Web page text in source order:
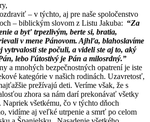
– v týchto, aj pre naše spoločenstvo
– biblickým slovom z Listu Jakuba: “Za
a byť trpezlivým, berte si, bratia,
v mene Pánovom. Ajhľa, blahoslavíme
vytrvalosti ste počuli, a videli ste aj to, aký
lebo ľútostivý je Pán a milosrdný.”
a mnohých bezpečnostných opatrení je iste
kategórie v našich rodinách. Uzavretosť,
prežívajú deti. Veríme však, že s
zhora sa nám darí prekonávať všetky
Napriek všetkému, čo v týchto dňoch
vidíme aj veľké utrpenie a smrť po celom